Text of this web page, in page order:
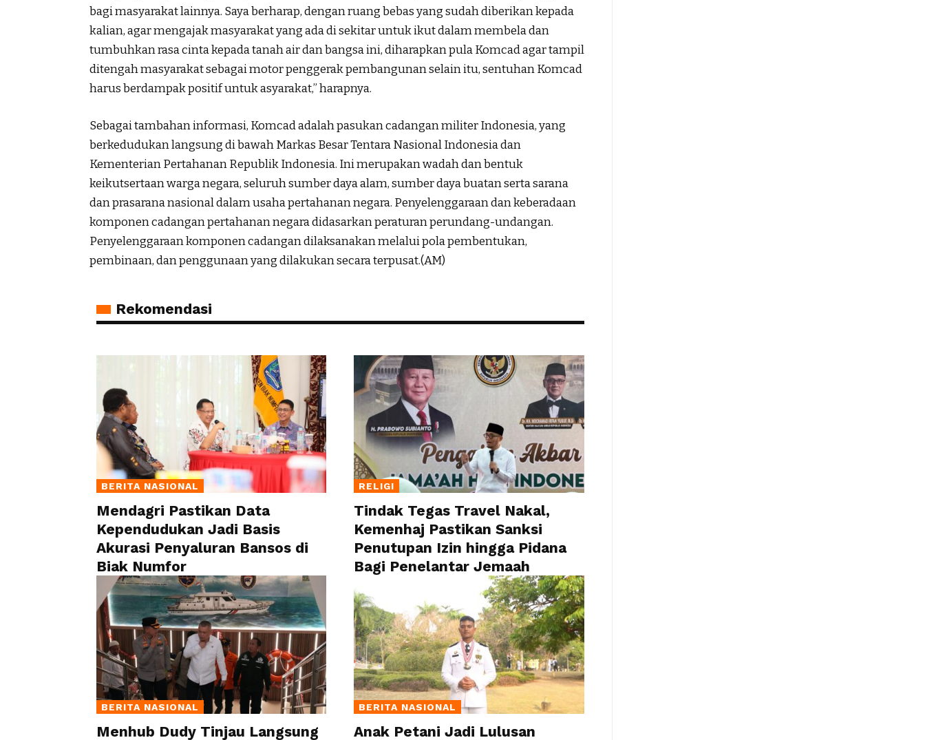
bagi masyarakat lainnya. Saya berharap, dengan ruang bebas yang sudah diberikan kepada
kalian, agar mengajak masyarakat yang ada di sekitar untuk ikut dalam membela dan
tumbuhkan rasa cinta kepada tanah air dan bangsa ini, diharapkan pula Komcad agar tampil
ditengah masyarakat sebagai motor penggerak pembangunan selain itu, sentuhan Komcad
harus berdampak positif untuk asyarakat,” harapnya.
Sebagai tambahan informasi, Komcad adalah pasukan cadangan militer Indonesia, yang
berkedudukan langsung di bawah Markas Besar Tentara Nasional Indonesia dan
Kementerian Pertahanan Republik Indonesia. Ini merupakan wadah dan bentuk
keikutsertaan warga negara, seluruh sumber daya alam, sumber daya buatan serta sarana
dan prasarana nasional dalam usaha pertahanan negara. Penyelenggaraan dan keberadaan
komponen cadangan pertahanan negara didasarkan peraturan perundang-undangan.
Penyelenggaraan komponen cadangan dilaksanakan melalui pola pembentukan,
pembinaan, dan penggunaan yang dilakukan secara terpusat.(AM)
Rekomendasi
BERITA NASIONAL
Mendagri Pastikan Data
Kependudukan Jadi Basis
Akurasi Penyaluran Bansos di
Biak Numfor
RELIGI
Tindak Tegas Travel Nakal,
Kemenhaj Pastikan Sanksi
Penutupan Izin hingga Pidana
Bagi Penelantar Jemaah
BERITA NASIONAL
Menhub Dudy Tinjau Langsung
BERITA NASIONAL
Anak Petani Jadi Lulusan